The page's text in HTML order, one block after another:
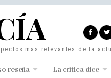
más relevantes de la
reseña La crítica dice